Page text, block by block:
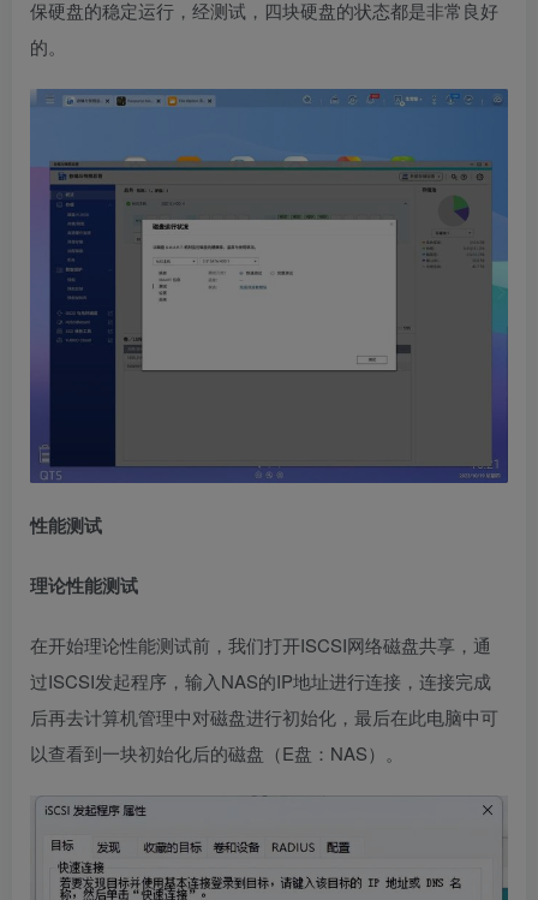
保硬盘的稳定运行，经测试，四块硬盘的状态都是非常良好
的。
性能测试
理论性能测试
在开始理论性能测试前，我们打开ISCSI网络磁盘共享，通
过ISCSI发起程序，输入NAS的IP地址进行连接，连接完成
后再去计算机管理中对磁盘进行初始化，最后在此电脑中可
以查看到一块初始化后的磁盘（E盘：NAS）。